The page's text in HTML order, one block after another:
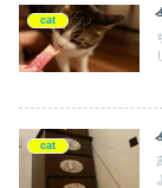
cat
cat